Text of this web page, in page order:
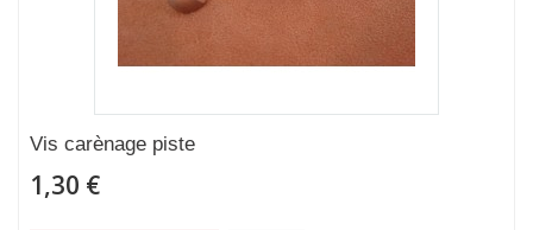
Vis carènage piste
1,30 €